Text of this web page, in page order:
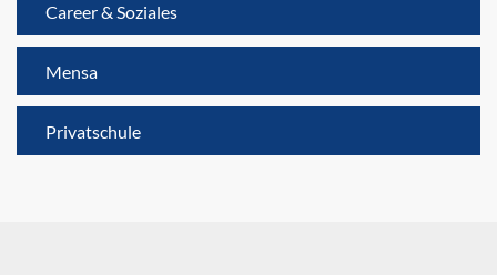
Career & Soziales
Mensa
Privatschule